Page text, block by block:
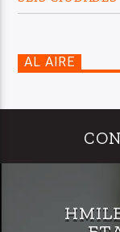
AL AIRE